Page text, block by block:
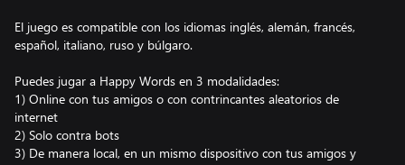
El juego es compatible con los idiomas inglés, alemán, francés,
español, italiano, ruso y búlgaro.
Puedes jugar a Happy Words en 3 modalidades:
1) Online con tus amigos o con contrincantes aleatorios de
internet
2) Solo contra bots
3) De manera local, en un mismo dispositivo con tus amigos y